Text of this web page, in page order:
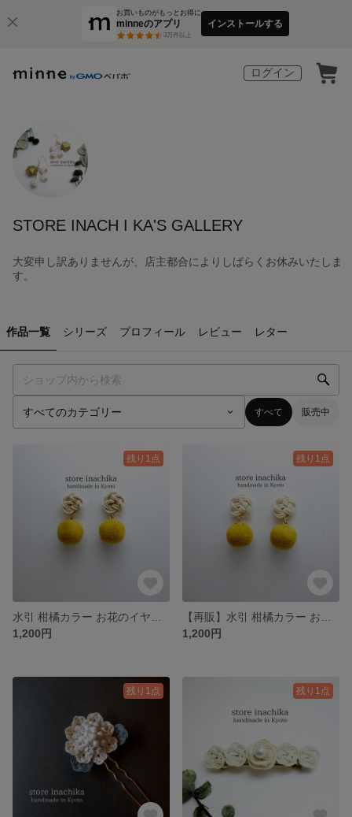
お買いものがもっとお得に
minneのアプリ
3万件以上
インストールする
ログイン
STORE INACH I KA'S GALLERY
大変申し訳ありませんが、店主都合によりしばらくお休みいたしま
す。
作品一覧 シリーズ プロフィール レビュー レター
すべて 販売中
残り1点
1,200円
残り1点
1,200円
残り1点 残り1点